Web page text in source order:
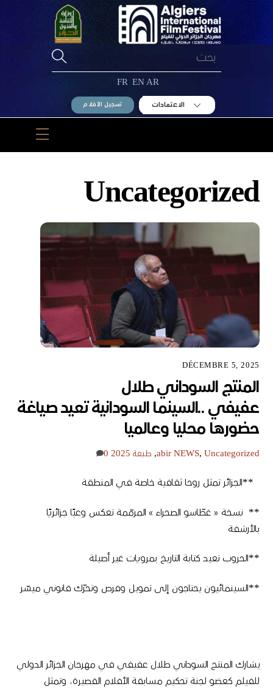
AR
EN
FR
الاعتمادات تسجيل الأفلام
Menu
Uncategorized
DÉCEMBRE 5, 2025
المنتج السوداني طلال
عفيفي ..السينما السودانية تعيد صياغة
حضورها محليا وعالميا
abir NEWS, Uncategorized
, طبعة 2025 0
**الجزائر تمثل روحا ثقافية خاصة في المنطقة
** نسخة « غطّاسو الصحراء » المرمّمة تعكس وعيًا جزائريًا
بالأرشفة
**الحروب تعيد كتابة التاريخ بمرويات غير أصيلة
**السينمائيون يحتاجون إلى تمويل وفرص وتحرّك قانوني ميسّر
يشارك المنتج السوداني طلال عفيفي في مهرجان الجزائر الدولي
للفيلم كعضو لجنة تحكيم مسابقة الأفلام القصيرة، وتمثل